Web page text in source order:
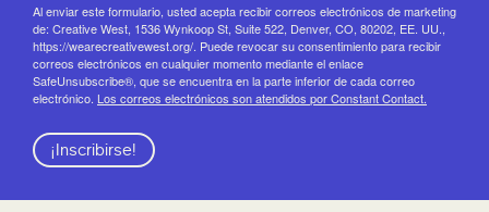
Al enviar este formulario, usted acepta recibir correos electrónicos de marketing
de: Creative West, 1536 Wynkoop St, Suite 522, Denver, CO, 80202, EE. UU.,
https://wearecreativewest.org/. Puede revocar su consentimiento para recibir
correos electrónicos en cualquier momento mediante el enlace
SafeUnsubscribe®, que se encuentra en la parte inferior de cada correo
electrónico. Los correos electrónicos son atendidos por Constant Contact.
¡Inscribirse!